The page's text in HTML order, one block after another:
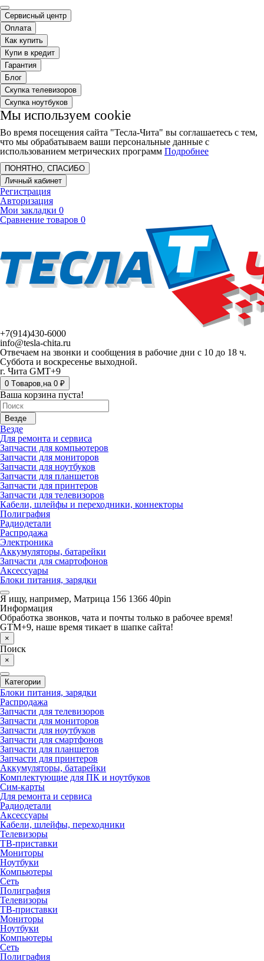
Сервисный центр
Оплата
Как купить
Купи в кредит
Гарантия
Блог
Скупка телевизоров
Скупка ноутбуков
Мы используем cookie
Во время посещения сайта "Тесла-Чита" вы соглашаетесь с тем,
что мы обрабатываем ваши персональные данные с
использованием метрических программ Подробнее
ПОНЯТНО, СПАСИБО
Личный кабинет
Регистрация
Авторизация
Мои закладки 0
Сравнение товаров 0
+7(914)430-6000
info@tesla-chita.ru
Отвечаем на звонки и сообщения в рабочие дни с 10 до 18 ч.
Суббота и воскресенье выходной.
г. Чита GMT+9
0 Tоваров,на 0 ₽
Ваша корзина пуста!
Везде
Везде
Для ремонта и сервиса
Запчасти для компьютеров
Запчасти для мониторов
Запчасти для ноутбуков
Запчасти для планшетов
Запчасти для принтеров
Запчасти для телевизоров
Кабели, шлейфы и переходники, коннекторы
Полиграфия
Радиодетали
Распродажа
Электроника
Аккумуляторы, батарейки
Запчасти для смартофонов
Аксессуары
Блоки питания, зарядки
Я ищу, например, Матрица 156 1366 40pin
Информация
Обработка звонков, чата и почты только в рабочее время!
GTM+9, наше время тикает в шапке сайта!
×
Поиск
×
Категории
Блоки питания, зарядки
Распродажа
Запчасти для телевизоров
Запчасти для мониторов
Запчасти для ноутбуков
Запчасти для смартфонов
Запчасти для планшетов
Запчасти для принтеров
Аккумуляторы, батарейки
Комплектующие для ПК и ноутбуков
Сим-карты
Для ремонта и сервиса
Радиодетали
Аксессуары
Кабели, шлейфы, переходники
Телевизоры
ТВ-приставки
Мониторы
Ноутбуки
Компьютеры
Сеть
Полиграфия
Телевизоры
ТВ-приставки
Мониторы
Ноутбуки
Компьютеры
Сеть
Полиграфия